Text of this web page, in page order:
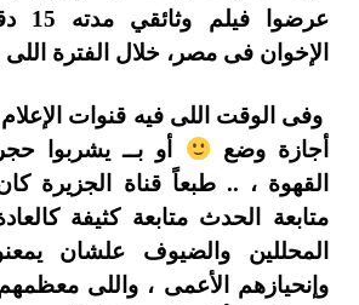
الإخوان فى مصر، خلال الفترة
وفى الوقت اللى فيه قنوات
أجازة وضع
أو بــ يشربوا
القهوة ، .. طبعاً قناة الجزيرة
متابعة الحدث متابعة كثيفة
المحللين والضيوف علشان
وإنحيازهم الأعمى ، واللى